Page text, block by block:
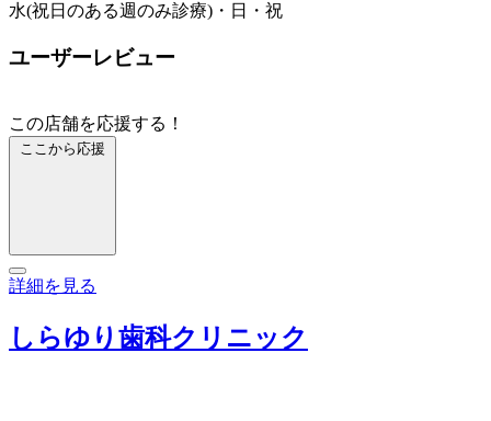
水(祝日のある週のみ診療)・日・祝
ユーザーレビュー
この店舗を応援する！
ここから応援
詳細を見る
しらゆり歯科クリニック